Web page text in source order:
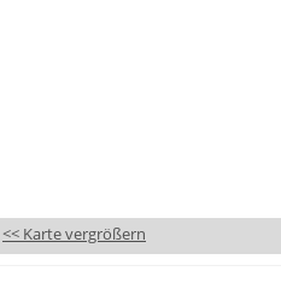
<< Karte vergrößern